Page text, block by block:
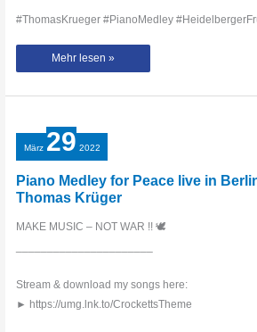
#ThomasKrueger #PianoMedley
Thomas
Medley
Frühling‘
in
Heidelberg
Mehr lesen »
März 29 2022
Piano Medley for Peace live in
Thomas Krüger
MAKE MUSIC – NOT WAR !! 🕊
Stream & download my songs here:
► https://umg.lnk.to/CrockettsTheme